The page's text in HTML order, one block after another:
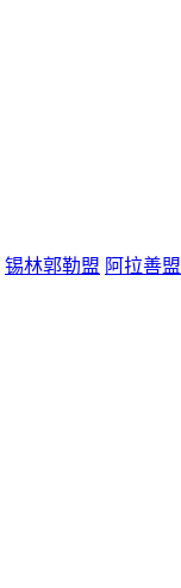
锡林郭勒盟 阿拉善盟